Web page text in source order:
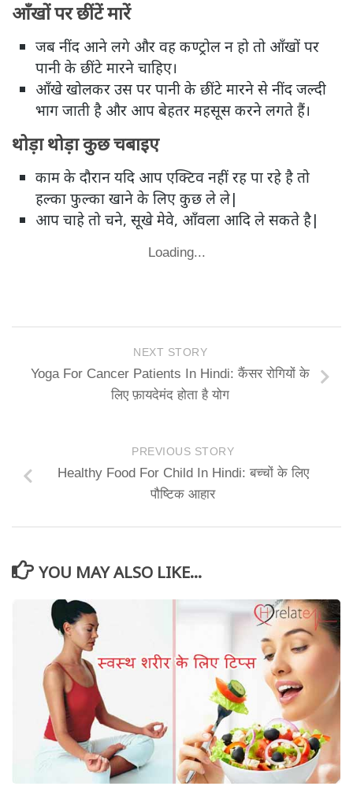
आँखों पर छींटें मारें
जब नींद आने लगे और वह कण्ट्रोल न हो तो आँखों पर
पानी के छींटे मारने चाहिए।
आँखे खोलकर उस पर पानी के छींटे मारने से नींद जल्दी
भाग जाती है और आप बेहतर महसूस करने लगते हैं।
थोड़ा थोड़ा कुछ चबाइए
काम के दौरान यदि आप एक्टिव नहीं रह पा रहे है तो
हल्का फुल्का खाने के लिए कुछ ले ले|
आप चाहे तो चने, सूखे मेवे, आँवला आदि ले सकते है|
Loading...
NEXT STORY
Yoga For Cancer Patients In Hindi: कैंसर रोगियों के
लिए फ़ायदेमंद होता है योग
PREVIOUS STORY
Healthy Food For Child In Hindi: बच्चों के लिए
पौष्टिक आहार
YOU MAY ALSO LIKE...